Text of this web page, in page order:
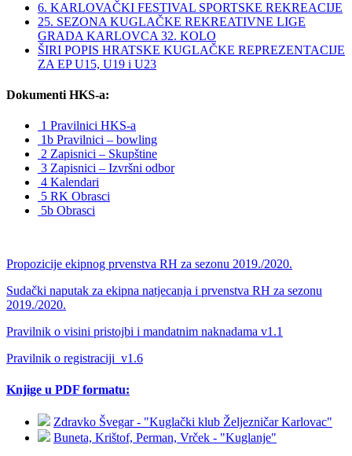
6. KARLOVAČKI FESTIVAL SPORTSKE REKREACIJE
25. SEZONA KUGLAČKE REKREATIVNE LIGE
GRADA KARLOVCA 32. KOLO
ŠIRI POPIS HRATSKE KUGLAČKE REPREZENTACIJE
ZA EP U15, U19 i U23
Dokumenti HKS-a:
1 Pravilnici HKS-a
1b Pravilnici – bowling
2 Zapisnici – Skupštine
3 Zapisnici – Izvršni odbor
4 Kalendari
5 RK Obrasci
5b Obrasci
Propozicije ekipnog prvenstva RH za sezonu 2019./2020.
Sudački naputak za ekipna natjecanja i prvenstva RH za sezonu
2019./2020.
Pravilnik o visini pristojbi i mandatnim naknadama v1.1
Pravilnik o registraciji_v1.6
Knjige u PDF formatu:
Zdravko Švegar - "Kuglački klub Željezničar Karlovac"
Buneta, Krištof, Perman, Vrček - "Kuglanje"